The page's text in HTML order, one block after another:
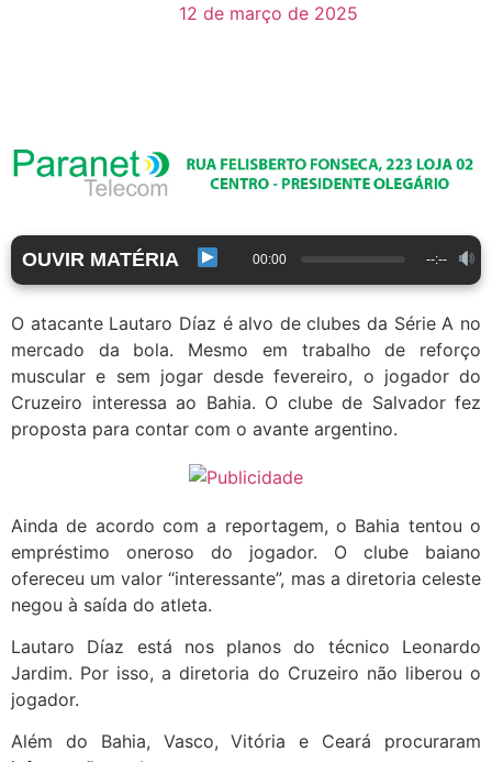
12 de março de 2025
OUVIR MATÉRIA 00:00 --:--
O atacante Lautaro Díaz é alvo de clubes da Série A no
mercado da bola. Mesmo em trabalho de reforço
muscular e sem jogar desde fevereiro, o jogador do
Cruzeiro interessa ao Bahia. O clube de Salvador fez
proposta para contar com o avante argentino.
Ainda de acordo com a reportagem, o Bahia tentou o
empréstimo oneroso do jogador. O clube baiano
ofereceu um valor “interessante”, mas a diretoria celeste
negou à saída do atleta.
Lautaro Díaz está nos planos do técnico Leonardo
Jardim. Por isso, a diretoria do Cruzeiro não liberou o
jogador.
Além do Bahia, Vasco, Vitória e Ceará procuraram